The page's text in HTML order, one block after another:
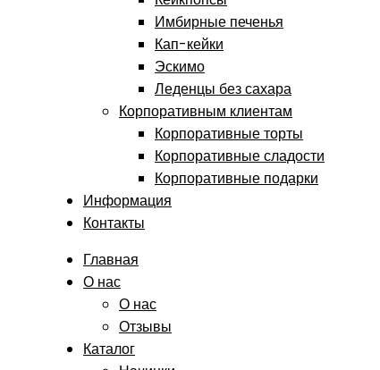
Имбирные печенья
Кап-кейки
Эскимо
Леденцы без сахара
Корпоративным клиентам
Корпоративные торты
Корпоративные сладости
Корпоративные подарки
Информация
Контакты
Главная
О нас
О нас
Отзывы
Каталог